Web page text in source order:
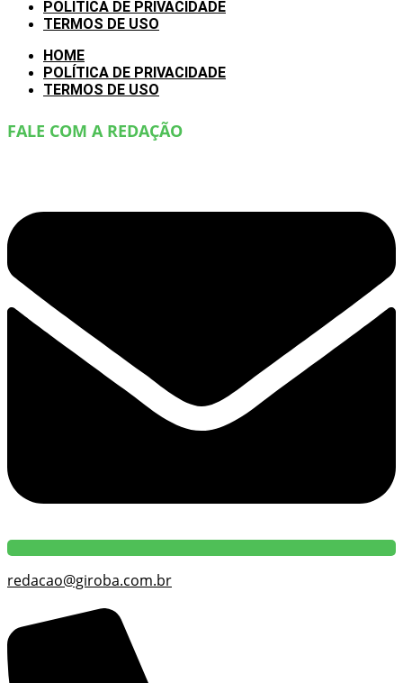
POLÍTICA DE PRIVACIDADE
TERMOS DE USO
HOME
POLÍTICA DE PRIVACIDADE
TERMOS DE USO
FALE COM A REDAÇÃO
redacao@giroba.com.br